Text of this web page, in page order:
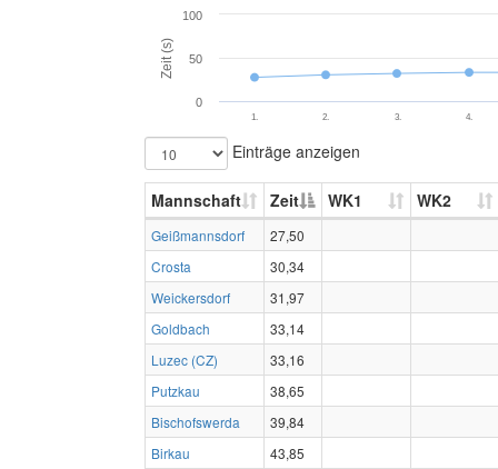
Zeit (s)
1. 2. 3. 4.
0
50
100
Einträge anzeigen
Mannschaft Zeit WK1 WK2
Geißmannsdorf
27,50
Crosta
30,34
Weickersdorf
31,97
Goldbach
33,14
Luzec (CZ)
33,16
Putzkau
38,65
Bischofswerda
39,84
Birkau
43,85